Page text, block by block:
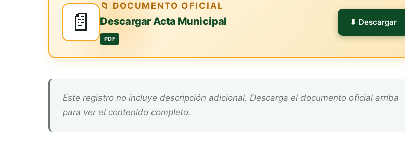
📄
📁 DOCUMENTO OFICIAL
Descargar Acta Municipal
PDF
⬇ Descargar
Este registro no incluye descripción adicional. Descarga el documento oficial arriba
para ver el contenido completo.